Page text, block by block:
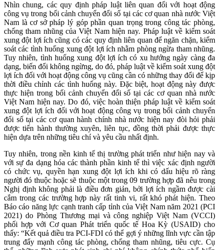
Nhìn chung, các quy định pháp luật liên quan đối với hoạt động
công vụ trong bối cảnh chuyển đổi số tại các cơ quan nhà nước Việt
Nam là cơ sở pháp lý góp phần quan trọng trong công tác phòng,
chống tham nhũng của Việt Nam hiện nay. Pháp luật về kiểm soát
xung đột lợi ích cũng có các quy định liên quan để ngăn chặn, kiểm
soát các tình huống xung đột lợi ích nhằm phòng ngừa tham nhũng.
Tuy nhiên, tình huống xung đột lợi ích có xu hướng ngày càng đa
dạng, biến đổi không ngừng, do đó, pháp luật về kiểm soát xung đột
lợi ích đối với hoạt động công vụ cũng cần có những thay đổi để kịp
thời điều chỉnh các tình huống này. Đặc biệt, hoạt động này được
thực hiện trong bối cảnh chuyển đổi số tại các cơ quan nhà nước
Việt Nam hiện nay. Do đó, việc hoàn thiện pháp luật về kiểm soát
xung đột lợi ích đối với hoạt động công vụ trong bối cảnh chuyển
đổi số tại các cơ quan hành chính nhà nước hiện nay đòi hỏi phải
được tiến hành thường xuyên, liên tục, đồng thời phải được thực
hiện dựa trên những tiêu chí và yêu cầu nhất định.
Tuy nhiên, trong nền kinh tế thị trường phát triển như hiện nay và
với sự đa dạng hóa các thành phần kinh tế thì việc xác định người
có chức vụ, quyền hạn xung đột lợi ích khi có dấu hiệu rõ ràng
người đó thuộc hoặc sẽ thuộc một trong 09 trường hợp đã nêu trong
Nghị định không phải là điều đơn giản, bởi lợi ích ngầm được cài
cắm trong các trường hợp này rất tinh vi, rất khó phát hiện. Theo
Báo cáo năng lực cạnh tranh cấp tỉnh của Việt Nam năm 2021 (PCI
2021) do Phòng Thương mại và công nghiệp Việt Nam (VCCI)
phối hợp với Cơ quan Phát triển quốc tế Hoa Kỳ (USAID) cho
thấy: “Kết quả điều tra PCI-FDI có thể gợi ý những lĩnh vực cần tập
trung đẩy mạnh công tác phòng, chống tham nhũng, tiêu cực. Cụ